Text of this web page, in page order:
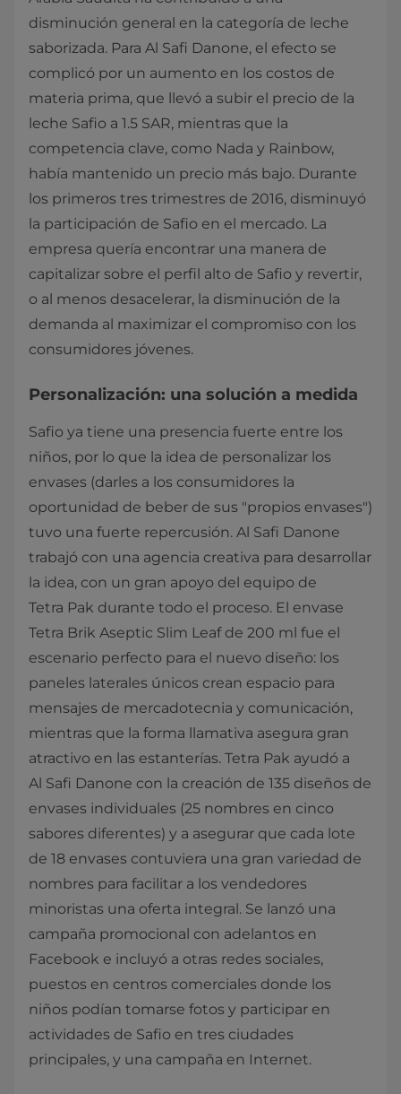
disminución general en la categoría de leche
saborizada. Para Al Safi Danone, el efecto se
complicó por un aumento en los costos de
materia prima, que llevó a subir el precio de la
leche Safio a 1.5 SAR, mientras que la
competencia clave, como Nada y Rainbow,
había mantenido un precio más bajo. Durante
los primeros tres trimestres de 2016, disminuyó
la participación de Safio en el mercado. La
empresa quería encontrar una manera de
capitalizar sobre el perfil alto de Safio y revertir,
o al menos desacelerar, la disminución de la
demanda al maximizar el compromiso con los
consumidores jóvenes.
Personalización: una solución a medida
Safio ya tiene una presencia fuerte entre los
niños, por lo que la idea de personalizar los
envases (darles a los consumidores la
oportunidad de beber de sus "propios envases")
tuvo una fuerte repercusión. Al Safi Danone
trabajó con una agencia creativa para desarrollar
la idea, con un gran apoyo del equipo de
Tetra Pak durante todo el proceso. El envase
Tetra Brik Aseptic Slim Leaf de 200 ml fue el
escenario perfecto para el nuevo diseño: los
paneles laterales únicos crean espacio para
mensajes de mercadotecnia y comunicación,
mientras que la forma llamativa asegura gran
atractivo en las estanterías. Tetra Pak ayudó a
Al Safi Danone con la creación de 135 diseños de
envases individuales (25 nombres en cinco
sabores diferentes) y a asegurar que cada lote
de 18 envases contuviera una gran variedad de
nombres para facilitar a los vendedores
minoristas una oferta integral. Se lanzó una
campaña promocional con adelantos en
Facebook e incluyó a otras redes sociales,
puestos en centros comerciales donde los
niños podían tomarse fotos y participar en
actividades de Safio en tres ciudades
principales, y una campaña en Internet.